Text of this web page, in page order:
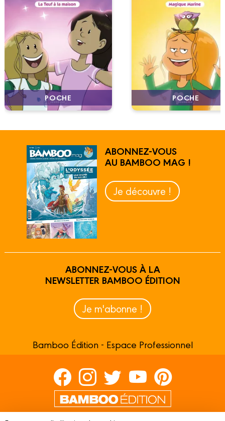
POCHE POCHE
ABONNEZ-VOUS
AU BAMBOO MAG !
Je découvre !
ABONNEZ-VOUS À LA
NEWSLETTER BAMBOO ÉDITION
Je m'abonne !
Bamboo Édition - Espace Professionnel
Contactez-nous